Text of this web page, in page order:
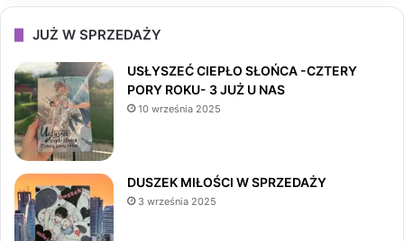
c
e
b
k
a
T
o
JUŻ W SPRZEDAŻY
USŁYSZEĆ CIEPŁO SŁOŃCA -CZTERY
PORY ROKU- 3 JUŻ U NAS
10 września 2025
DUSZEK MIŁOŚCI W SPRZEDAŻY
3 września 2025